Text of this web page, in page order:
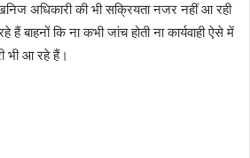
अधिकारी की भी सक्रियता नजर नहीं आ रही
बाहनों कि ना कभी जांच होती ना कार्यवाही ऐसे में
भी आ रहे हैं।